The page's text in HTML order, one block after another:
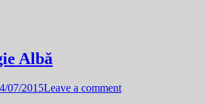
Albă
07/2015Leave a comment